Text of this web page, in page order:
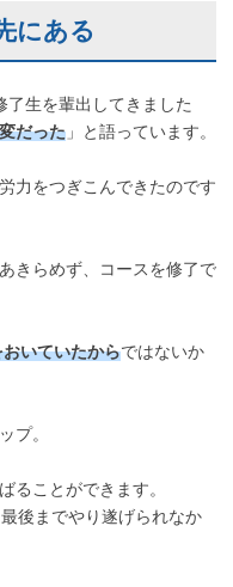
にある
了生を輩出してきました
だった」と語っています。
力をつぎこんできたのです
きらめず、コースを修了で
いていたからではないか
プ。
ることができます。
後までやり遂げられなか